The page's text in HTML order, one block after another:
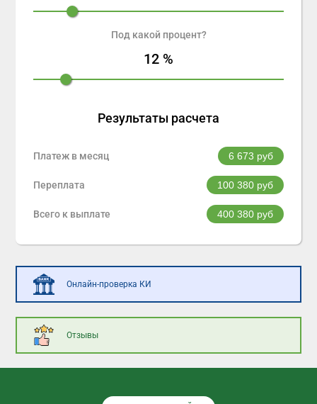
Под какой процент?
12 %
Результаты расчета
Платеж в месяц 6 673 руб
Переплата 100 380руб
Всего к выплате 400 380руб
Онлайн-проверка КИ
Отзывы